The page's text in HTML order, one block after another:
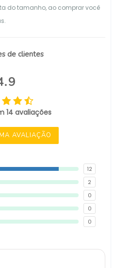
do tamanho, ao comprar você
de clientes
14 avaliações
AVALIAÇÃO
12
2
0
0
0